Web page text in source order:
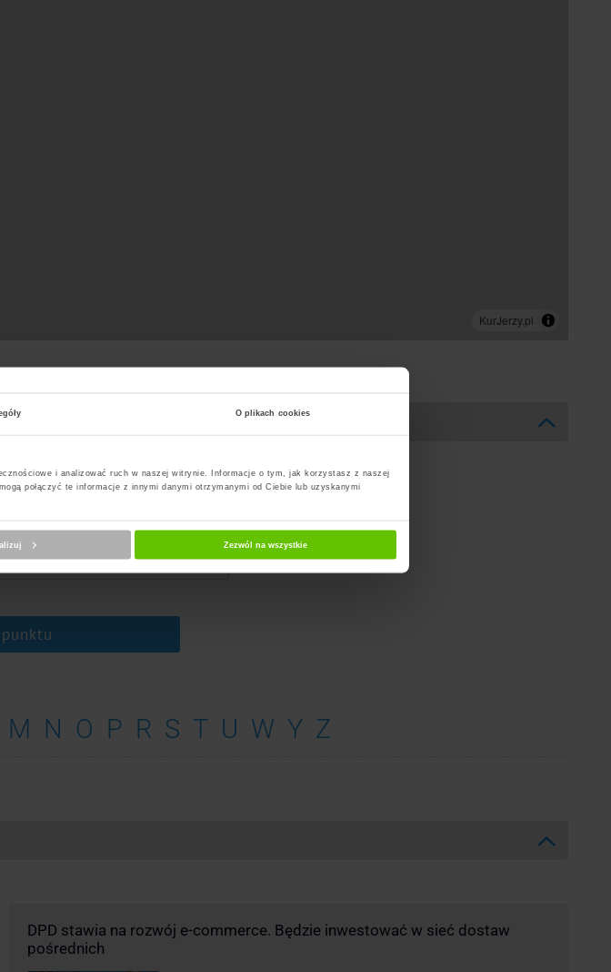
O plikach cookies
i analizować ruch w naszej witrynie. Informacje o tym, jak korzystasz z naszej
połączyć te informacje z innymi danymi otrzymanymi od Ciebie lub uzyskanymi
Zezwól na wszystkie
M N O P R S T U W Y Z
DPD stawia na rozwój e-commerce. Będzie inwestować w sieć dostaw
pośrednich